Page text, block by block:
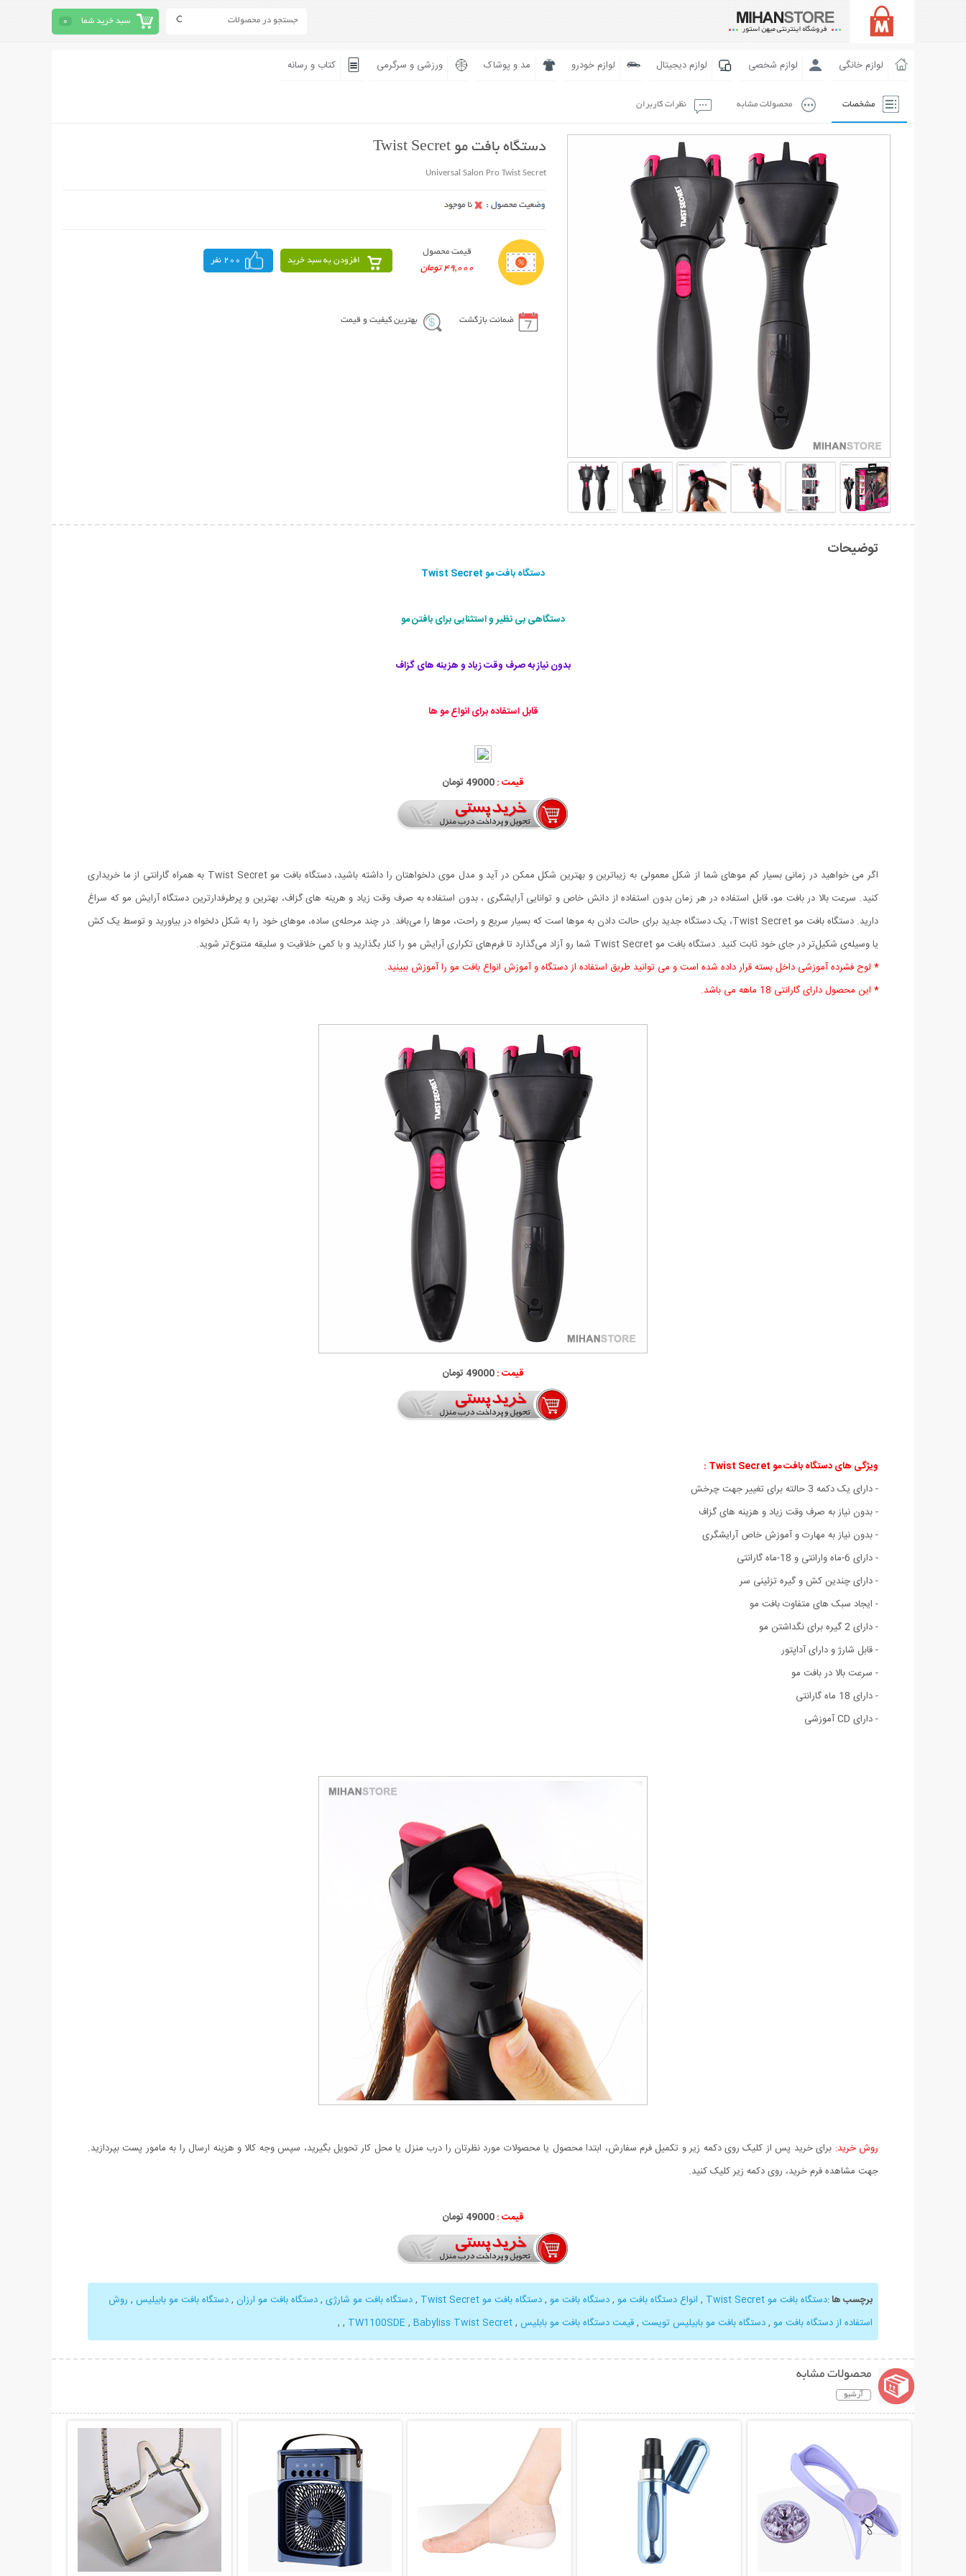
سبد خرید شما 0
لوازم خانگی لوازم شخصی لوازم دیجیتال لوازم خودرو مد و پوشاک ورزشی و سرگرمی کتاب و رسانه
مشخصات محصولات مشابه نظرات کاربران
دستگاه بافت مو Twist Secret
Universal Salon Pro Twist Secret
قیمت محصول
49,000 تومان
افزودن به سبد خرید 200 نفر
ضمانت بازگشت بهترین کیفیت و قیمت
توضیحات
دستگاه بافت مو Twist Secret
دستگاهی بی نظیر و استثنایی برای بافتن مو
بدون نیاز به صرف وقت زیاد و هزینه های گزاف
قابل استفاده برای انواع مو ها
قیمت :49000 تومان
اگر می خواهید در زمانی بسیار کم موهای شما از شکل معمولی به زیباترین و بهترین شکل ممکن در آید و مدل موی دلخواهتان را داشته باشید، دستگاه بافت مو Twist Secret به همراه گارانتی از ما خریداری
کنید. سرعت بالا در بافت مو، قابل استفاده در هر زمان بدون استفاده از دانش خاص و توانایی آرایشگری ، بدون استفاده به صرف وقت زیاد و هرینه های گزاف، بهترین و پرطرفدارترین دستگاه آرایش مو که سراغ
دارید. دستگاه بافت مو Twist Secret، یک دستگاه جدید برای حالت دادن به موها است که بسیار سریع و راحت، موها را می‌بافد. در چند مرحله‌ی ساده، موهای خود را به شکل دلخواه در بیاورید و توسط یک کش
یا وسیله‌ی شکیل‌تر در جای خود ثابت کنید. دستگاه بافت مو Twist Secret شما رو آزاد می‌گذارد تا فرم‌های تکراری آرایش مو را کنار بگذارید و با کمی خلاقیت و سلیقه متنوع‌تر شوید.
* لوح فشرده آموزشی داخل بسته قرار داده شده است و می توانید طریق استفاده از دستگاه و آموزش انواع بافت مو را آموزش ببینید.
* این محصول دارای گارانتی 18 ماهه می باشد.
قیمت :49000 تومان
ویژگی های دستگاه بافت مو Twist Secret :
- دارای یک دکمه 3 حالته برای تغییر جهت چرخش
- بدون نیاز به صرف وقت زیاد و هزینه های گزاف
- بدون نیاز به مهارت و آموزش خاص آرایشگری
- دارای 6-ماه وارانتی و 18-ماه گارانتی
- دارای چندین کش و گیره تزئینی سر
- ایجاد سبک های متفاوت بافت مو
- دارای 2 گیره برای نگداشتن مو
- قابل شارژ و دارای آداپتور
- سرعت بالا در بافت مو
- دارای 18 ماه گارانتی
- دارای CD آموزشی
روش خرید: برای خرید پس از کلیک روی دکمه زیر و تکمیل فرم سفارش، ابتدا محصول یا محصولات مورد نظرتان را درب منزل یا محل کار تحویل بگیرید، سپس وجه کالا و هزینه ارسال را به مامور پست بپردازید.
جهت مشاهده فرم خرید، روی دکمه زیر کلیک کنید.
قیمت :49000 تومان
برچسب ها:دستگاه بافت مو Twist Secret , انواع دستگاه بافت مو ,دستگاه بافت مو ,دستگاه بافت مو Twist Secret ,دستگاه بافت مو شارژی ,دستگاه بافت مو ارزان ,دستگاه بافت مو بابیلیس , روش
استفاده از دستگاه بافت مو ,دستگاه بافت مو بابیلیس تویست ,قیمت دستگاه بافت مو بابلیس ,
TW1100SDE , Babyliss Twist Secret
,
,
محصولات مشابه
آرشیو